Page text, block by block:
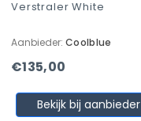
Verstraler White
Aanbieder: Coolblue
€135,00
Bekijk bij aanbieder